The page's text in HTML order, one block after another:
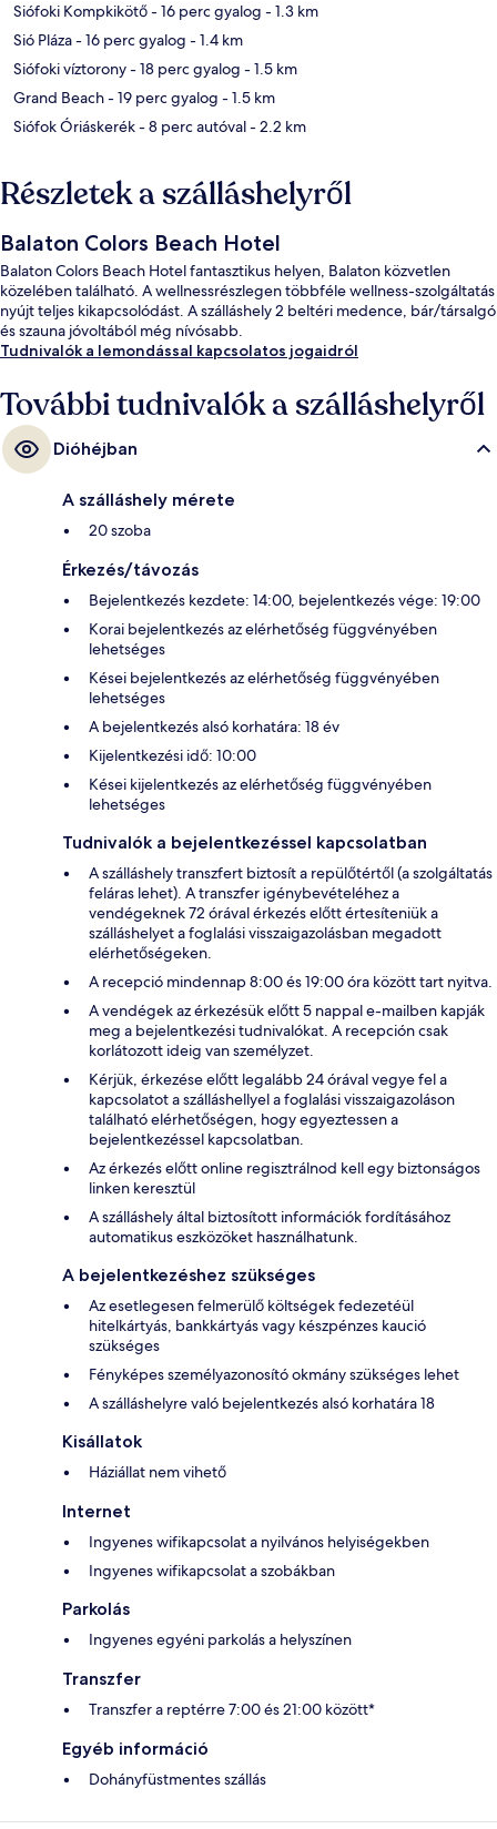
Siófoki Kompkikötő- 16 perc gyalog - 1.3 km
Sió Pláza- 16 perc gyalog - 1.4 km
Siófoki víztorony- 18 perc gyalog - 1.5 km
Grand Beach- 19 perc gyalog - 1.5 km
Siófok Óriáskerék- 8 perc autóval- 2.2 km
Részletek a szálláshelyről
Balaton Colors Beach Hotel
Balaton Colors Beach Hotel fantasztikus helyen, Balaton közvetlen
közelében található. A wellnessrészlegen többféle wellness-szolgáltatás
nyújt teljes kikapcsolódást. A szálláshely 2 beltéri medence, bár/társalgó
és szauna jóvoltából még nívósabb.
Tudnivalók a lemondással kapcsolatos jogaidról
További tudnivalók a szálláshelyről
Dióhéjban
A szálláshely mérete
20 szoba
Érkezés/távozás
Bejelentkezés kezdete: 14:00, bejelentkezés vége: 19:00
Korai bejelentkezés az elérhetőség függvényében
lehetséges
Kései bejelentkezés az elérhetőség függvényében
lehetséges
A bejelentkezés alsó korhatára: 18 év
Kijelentkezési idő: 10:00
Kései kijelentkezés az elérhetőség függvényében
lehetséges
Tudnivalók a bejelentkezéssel kapcsolatban
A szálláshely transzfert biztosít a repülőtértől (a szolgáltatás
feláras lehet). A transzfer igénybevételéhez a
vendégeknek 72 órával érkezés előtt értesíteniük a
szálláshelyet a foglalási visszaigazolásban megadott
elérhetőségeken.
A recepció mindennap 8:00 és 19:00 óra között tart nyitva.
A vendégek az érkezésük előtt 5 nappal e-mailben kapják
meg a bejelentkezési tudnivalókat. A recepción csak
korlátozott ideig van személyzet.
Kérjük, érkezése előtt legalább 24 órával vegye fel a
kapcsolatot a szálláshellyel a foglalási visszaigazoláson
található elérhetőségen, hogy egyeztessen a
bejelentkezéssel kapcsolatban.
Az érkezés előtt online regisztrálnod kell egy biztonságos
linken keresztül
A szálláshely által biztosított információk fordításához
automatikus eszközöket használhatunk.
A bejelentkezéshez szükséges
Az esetlegesen felmerülő költségek fedezetéül
hitelkártyás, bankkártyás vagy készpénzes kaució
szükséges
Fényképes személyazonosító okmány szükséges lehet
A szálláshelyre való bejelentkezés alsó korhatára 18
Kisállatok
Háziállat nem vihető
Internet
Ingyenes wifikapcsolat a nyilvános helyiségekben
Ingyenes wifikapcsolat a szobákban
Parkolás
Ingyenes egyéni parkolás a helyszínen
Transzfer
Transzfer a reptérre 7:00 és 21:00 között*
Egyéb információ
Dohányfüstmentes szállás